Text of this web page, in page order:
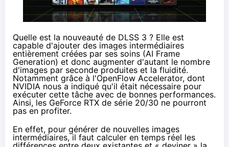
Quelle est la nouveauté de DLSS 3 ? Elle est
capable d'ajouter des images intermédiaires
entièrement créées par ses soins (AI Frame
Generation) et donc augmenter d'autant le nombre
d'images par seconde produites et la fluidité.
Notamment grâce à l'OpenFlow Accelerator, dont
NVIDIA nous a indiqué qu'il était nécessaire pour
exécuter cette tâche avec de bonnes performances.
Ainsi, les GeForce RTX de série 20/30 ne pourront
pas en profiter.
En effet, pour générer de nouvelles images
intermédiaires, il faut calculer en temps réel les